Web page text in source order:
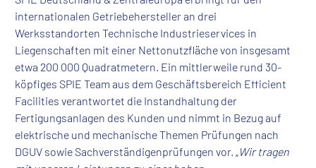
internationalen Getriebehersteller an drei
Werksstandorten Technische Industrieservices in
Liegenschaften mit einer Nettonutzfläche von insgesamt
etwa 200 000 Quadratmetern. Ein mittlerweile rund 30-
köpfiges SPIE Team aus dem Geschäftsbereich Efficient
Facilities verantwortet die Instandhaltung der
Fertigungsanlagen des Kunden und nimmt in Bezug auf
elektrische und mechanische Themen Prüfungen nach
DGUV sowie Sachverständigenprüfungen vor. „Wir tragen